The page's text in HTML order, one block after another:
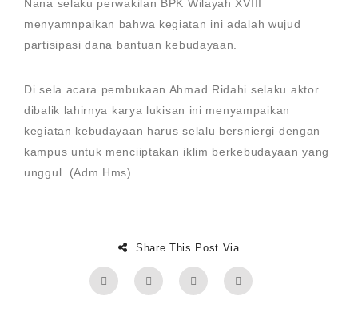
Nana selaku perwakilan BPK Wilayah XVIII
menyamnpaikan bahwa kegiatan ini adalah wujud
partisipasi dana bantuan kebudayaan.
Di sela acara pembukaan Ahmad Ridahi selaku aktor
dibalik lahirnya karya lukisan ini menyampaikan
kegiatan kebudayaan harus selalu bersniergi dengan
kampus untuk menciiptakan iklim berkebudayaan yang
unggul. (Adm.Hms)
Share This Post Via